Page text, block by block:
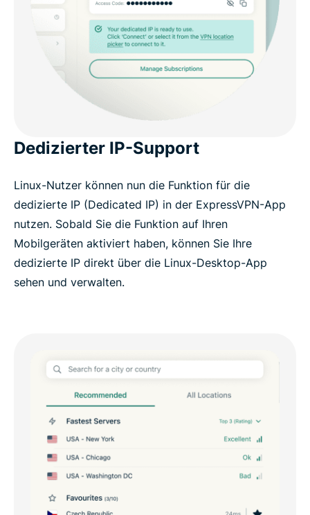
Dedizierter IP-Support
Linux-Nutzer können nun die Funktion für die
dedizierte IP (Dedicated IP) in der ExpressVPN-App
nutzen. Sobald Sie die Funktion auf Ihren
Mobilgeräten aktiviert haben, können Sie Ihre
dedizierte IP direkt über die Linux-Desktop-App
sehen und verwalten.